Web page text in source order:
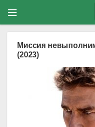
Миссия
(2023)